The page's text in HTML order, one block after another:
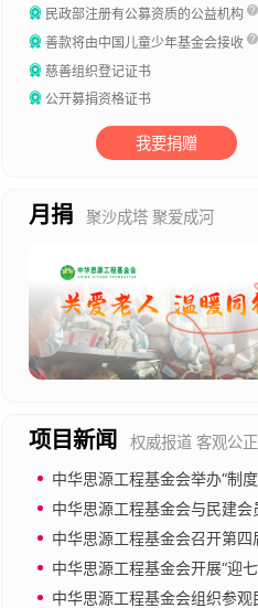
民政部注册有公募资质的公益机构
善款将由中国儿童少年基金会接收
慈善组织登记证书
公开募捐资格证书
我要捐赠
月捐 聚沙成塔 聚爱成河
项目新闻
权威报道 客观公正